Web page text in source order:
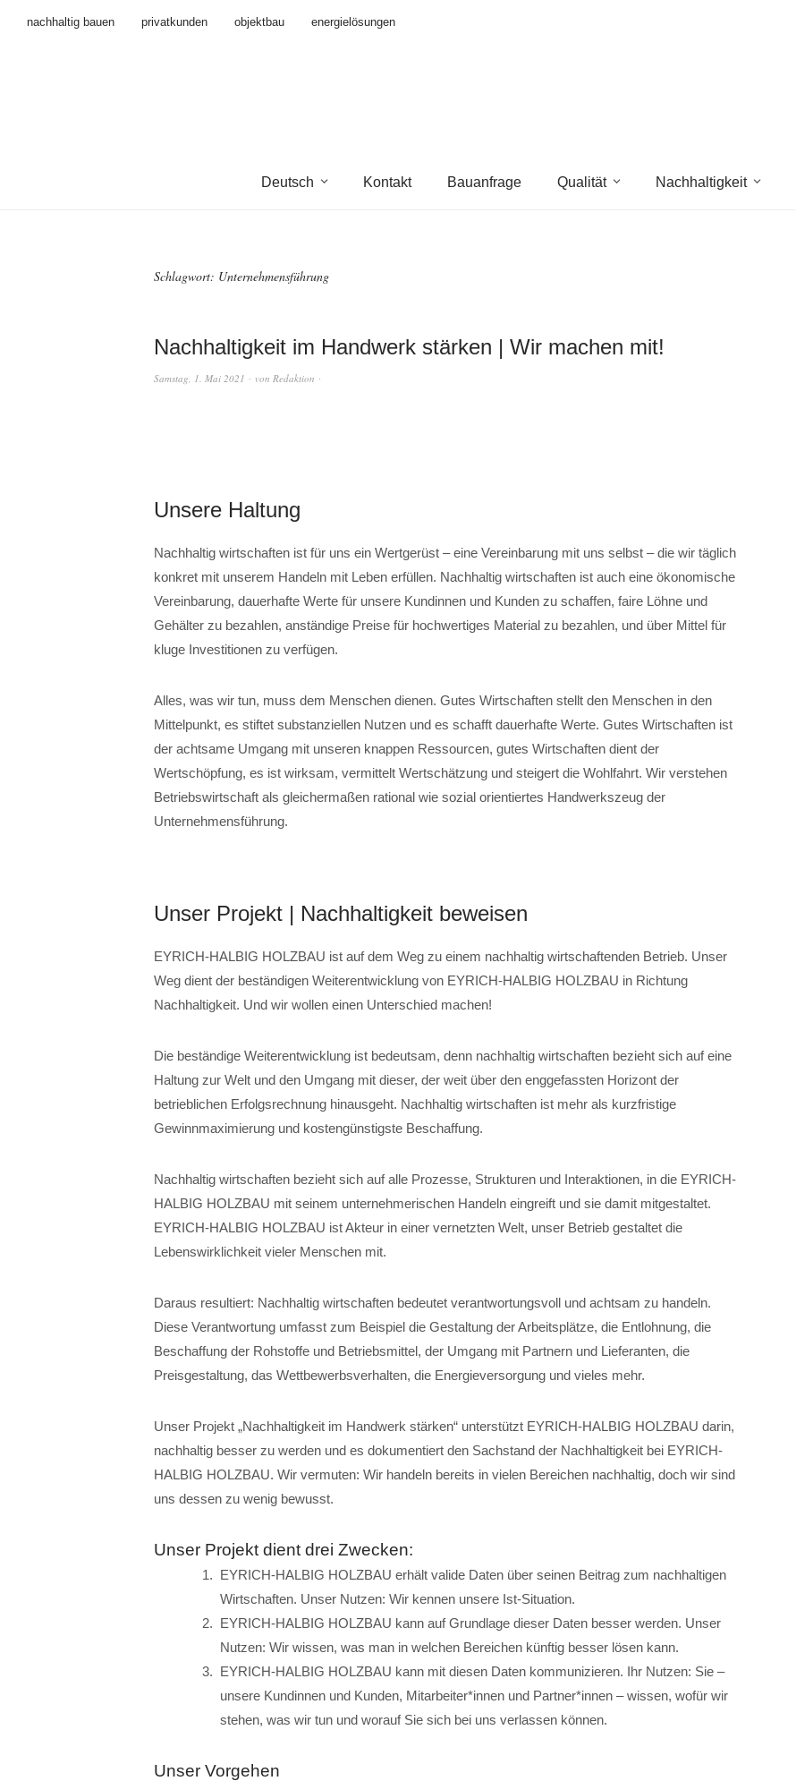
nachhaltig bauen privatkunden objektbau
energielösungen
Deutsch Kontakt Bauanfrage Qualität Nachhaltigkeit
Schlagwort: Unternehmensführung
Nachhaltigkeit im Handwerk stärken | Wir machen mit!
Samstag, 1. Mai 2021 von Redaktion
Unsere Haltung
Nachhaltig wirtschaften ist für uns ein Wertgerüst – eine Vereinbarung mit uns selbst – die wir täglich
konkret mit unserem Handeln mit Leben erfüllen. Nachhaltig wirtschaften ist auch eine ökonomische
Vereinbarung, dauerhafte Werte für unsere Kundinnen und Kunden zu schaffen, faire Löhne und
Gehälter zu bezahlen, anständige Preise für hochwertiges Material zu bezahlen, und über Mittel für
kluge Investitionen zu verfügen.
Alles, was wir tun, muss dem Menschen dienen. Gutes Wirtschaften stellt den Menschen in den
Mittelpunkt, es stiftet substanziellen Nutzen und es schafft dauerhafte Werte. Gutes Wirtschaften ist
der achtsame Umgang mit unseren knappen Ressourcen, gutes Wirtschaften dient der
Wertschöpfung, es ist wirksam, vermittelt Wertschätzung und steigert die Wohlfahrt. Wir verstehen
Betriebswirtschaft als gleichermaßen rational wie sozial orientiertes Handwerkszeug der
Unternehmensführung.
Unser Projekt | Nachhaltigkeit beweisen
EYRICH-HALBIG HOLZBAU ist auf dem Weg zu einem nachhaltig wirtschaftenden Betrieb. Unser
Weg dient der beständigen Weiterentwicklung von EYRICH-HALBIG HOLZBAU in Richtung
Nachhaltigkeit. Und wir wollen einen Unterschied machen!
Die beständige Weiterentwicklung ist bedeutsam, denn nachhaltig wirtschaften bezieht sich auf eine
Haltung zur Welt und den Umgang mit dieser, der weit über den enggefassten Horizont der
betrieblichen Erfolgsrechnung hinausgeht. Nachhaltig wirtschaften ist mehr als kurzfristige
Gewinnmaximierung und kostengünstigste Beschaffung.
Nachhaltig wirtschaften bezieht sich auf alle Prozesse, Strukturen und Interaktionen, in die EYRICH-
HALBIG HOLZBAU mit seinem unternehmerischen Handeln eingreift und sie damit mitgestaltet.
EYRICH-HALBIG HOLZBAU ist Akteur in einer vernetzten Welt, unser Betrieb gestaltet die
Lebenswirklichkeit vieler Menschen mit.
Daraus resultiert: Nachhaltig wirtschaften bedeutet verantwortungsvoll und achtsam zu handeln.
Diese Verantwortung umfasst zum Beispiel die Gestaltung der Arbeitsplätze, die Entlohnung, die
Beschaffung der Rohstoffe und Betriebsmittel, der Umgang mit Partnern und Lieferanten, die
Preisgestaltung, das Wettbewerbsverhalten, die Energieversorgung und vieles mehr.
Unser Projekt „Nachhaltigkeit im Handwerk stärken“ unterstützt EYRICH-HALBIG HOLZBAU darin,
nachhaltig besser zu werden und es dokumentiert den Sachstand der Nachhaltigkeit bei EYRICH-
HALBIG HOLZBAU. Wir vermuten: Wir handeln bereits in vielen Bereichen nachhaltig, doch wir sind
uns dessen zu wenig bewusst.
Unser Projekt dient drei Zwecken:
EYRICH-HALBIG HOLZBAU erhält valide Daten über seinen Beitrag zum nachhaltigen
Wirtschaften. Unser Nutzen: Wir kennen unsere Ist-Situation.
EYRICH-HALBIG HOLZBAU kann auf Grundlage dieser Daten besser werden. Unser
Nutzen: Wir wissen, was man in welchen Bereichen künftig besser lösen kann.
EYRICH-HALBIG HOLZBAU kann mit diesen Daten kommunizieren. Ihr Nutzen: Sie –
unsere Kundinnen und Kunden, Mitarbeiter*innen und Partner*innen – wissen, wofür wir
stehen, was wir tun und worauf Sie sich bei uns verlassen können.
Unser Vorgehen